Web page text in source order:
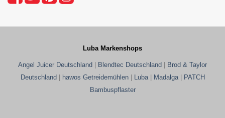
Luba Markenshops
Angel Juicer Deutschland Blendtec Deutschland
Brod & Taylor
Deutschland
hawos Getreidemühlen| Luba| Madalga|
PATCH
Bambuspflaster